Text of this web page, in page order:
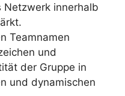
innerhalb
Teamnamen
und
der Gruppe in
und dynamischen